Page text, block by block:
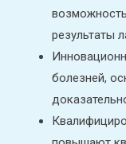
результаты
болезней,